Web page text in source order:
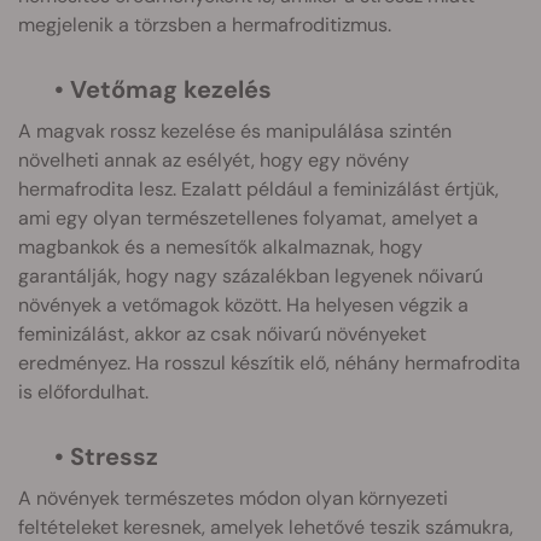
megjelenik a törzsben a hermafroditizmus.
• Vetőmag kezelés
A magvak rossz kezelése és manipulálása szintén
növelheti annak az esélyét, hogy egy növény
hermafrodita lesz. Ezalatt például a feminizálást értjük,
ami egy olyan természetellenes folyamat, amelyet a
magbankok és a nemesítők alkalmaznak, hogy
garantálják, hogy nagy százalékban legyenek nőivarú
növények a vetőmagok között. Ha helyesen végzik a
feminizálást, akkor az csak nőivarú növényeket
eredményez. Ha rosszul készítik elő, néhány hermafrodita
is előfordulhat.
• Stressz
A növények természetes módon olyan környezeti
feltételeket keresnek, amelyek lehetővé teszik számukra,